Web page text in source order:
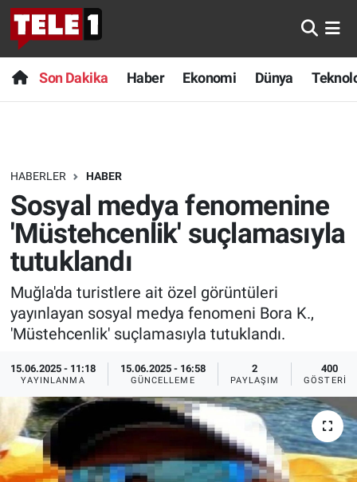
Son Dakika Haber Ekonomi Dünya
HABERLER HABER
Sosyal medya fenomenine
'Müstehcenlik' suçlamasıyla
tutuklandı
Muğla'da turistlere ait özel görüntüleri
yayınlayan sosyal medya fenomeni Bora K.,
'Müstehcenlik' suçlamasıyla tutuklandı.
15.06.2025 - 11:18
YAYINLANMA
15.06.2025 - 16:58
GÜNCELLEME
2
PAYLAŞIM
400
GÖSTERIM
Anında Manşet
Başka Sohbetler
Bilim turu
Bilim ve Teknoloji Evreni
Doğa Konuşuyor
Dünya
Ege Saati
Ege'den Esintiler
Eğitim
Eğlence
Son Dakika
Haber
Dünya
Teknoloji
Sağlık
Spor
Yayın Akışı
İletişim
Nöbetçi Eczaneler
Hava Durumu
Trafik Durumu
Süper Lig Puan Durumu ve Fikstür
Tüm Manşetler
Son Dakika Haberleri
Haber Arşivi